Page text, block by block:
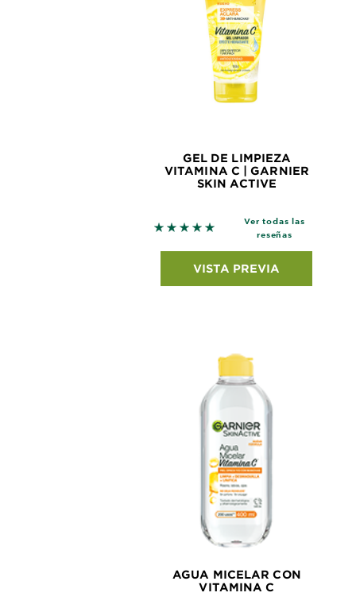
GEL DE LIMPIEZA
VITAMINA C | GARNIER
SKIN ACTIVE
5 out of 5 stars based on reviews
Ver todas las
reseñas
VISTA PREVIA
AGUA MICELAR CON
VITAMINA C